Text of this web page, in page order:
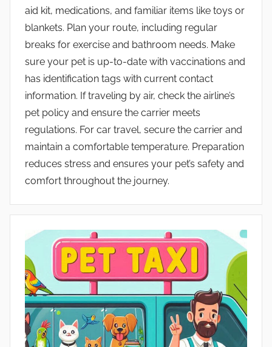
aid kit, medications, and familiar items like toys or
blankets. Plan your route, including regular
breaks for exercise and bathroom needs. Make
sure your pet is up-to-date with vaccinations and
has identification tags with current contact
information. If traveling by air, check the airline’s
pet policy and ensure the carrier meets
regulations. For car travel, secure the carrier and
maintain a comfortable temperature. Preparation
reduces stress and ensures your pet’s safety and
comfort throughout the journey.